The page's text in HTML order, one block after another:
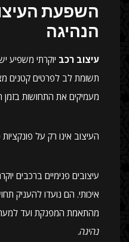
השפעת
הנהיגה
עיצוב רכב יוקרתי משפיע
תשומת לב לפרטים קטנים
מעמיקים את התחושות בזמן
העיצוב אינו רק על פונקציות
עיצובים פנימיים ברכבים
איכותי. הם נועדו להעניק
מהתאמת המפנקת ועד
נהיגה.